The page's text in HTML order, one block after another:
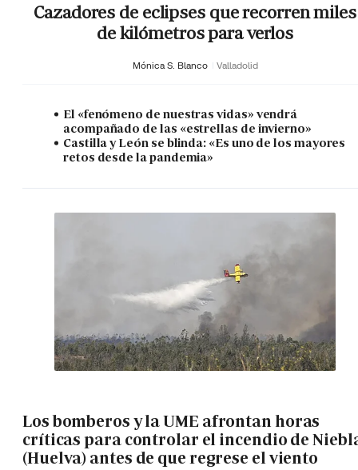
Cazadores de eclipses que recorren miles
de kilómetros para verlos
Mónica S. Blanco Valladolid
El «fenómeno de nuestras vidas» vendrá
acompañado de las «estrellas de invierno»
Castilla y León se blinda: «Es uno de los mayores
retos desde la pandemia»
Los bomberos y la UME afrontan horas
críticas para controlar el incendio de
(Huelva) antes de que regrese el viento